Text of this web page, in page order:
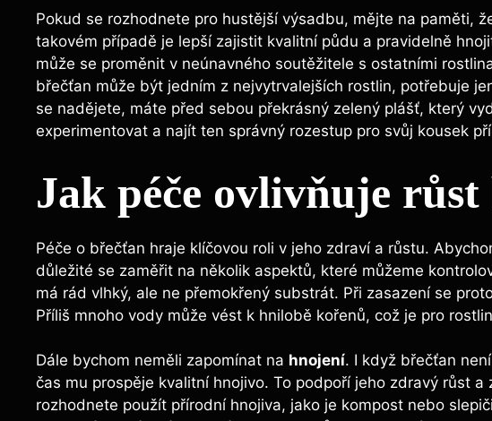
Pokud se rozhodnete pro hustější výsadbu, mějte na paměti,
takovém případě je lepší zajistit kvalitní půdu a pravidelně
může se proměnit v neúnavného soutěžitele s ostatními
břečťan může být jedním z nejvytrvalejších rostlin, potřebuje
se nadějete, máte před sebou překrásný zelený plášť, který
experimentovat a najít ten správný rozestup pro svůj kousek
Jak péče ovlivňuje
Péče o břečťan hraje klíčovou roli v jeho zdraví a růstu.
důležité se zaměřit na několik aspektů, které můžeme
má rád vlhký, ale ne přemokřený substrát. Při zasazení se
Příliš mnoho vody může vést k hnilobě kořenů, což je pro
Dále bychom neměli zapomínat na hnojení. I když břečťan
čas mu prospěje kvalitní hnojivo. To podpoří jeho zdravý růst
rozhodnete použít přírodní hnojiva, jako je kompost nebo